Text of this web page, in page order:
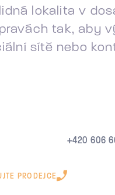
lokalita v
tak, aby
sítě nebo
PRODEJCE
+420 606